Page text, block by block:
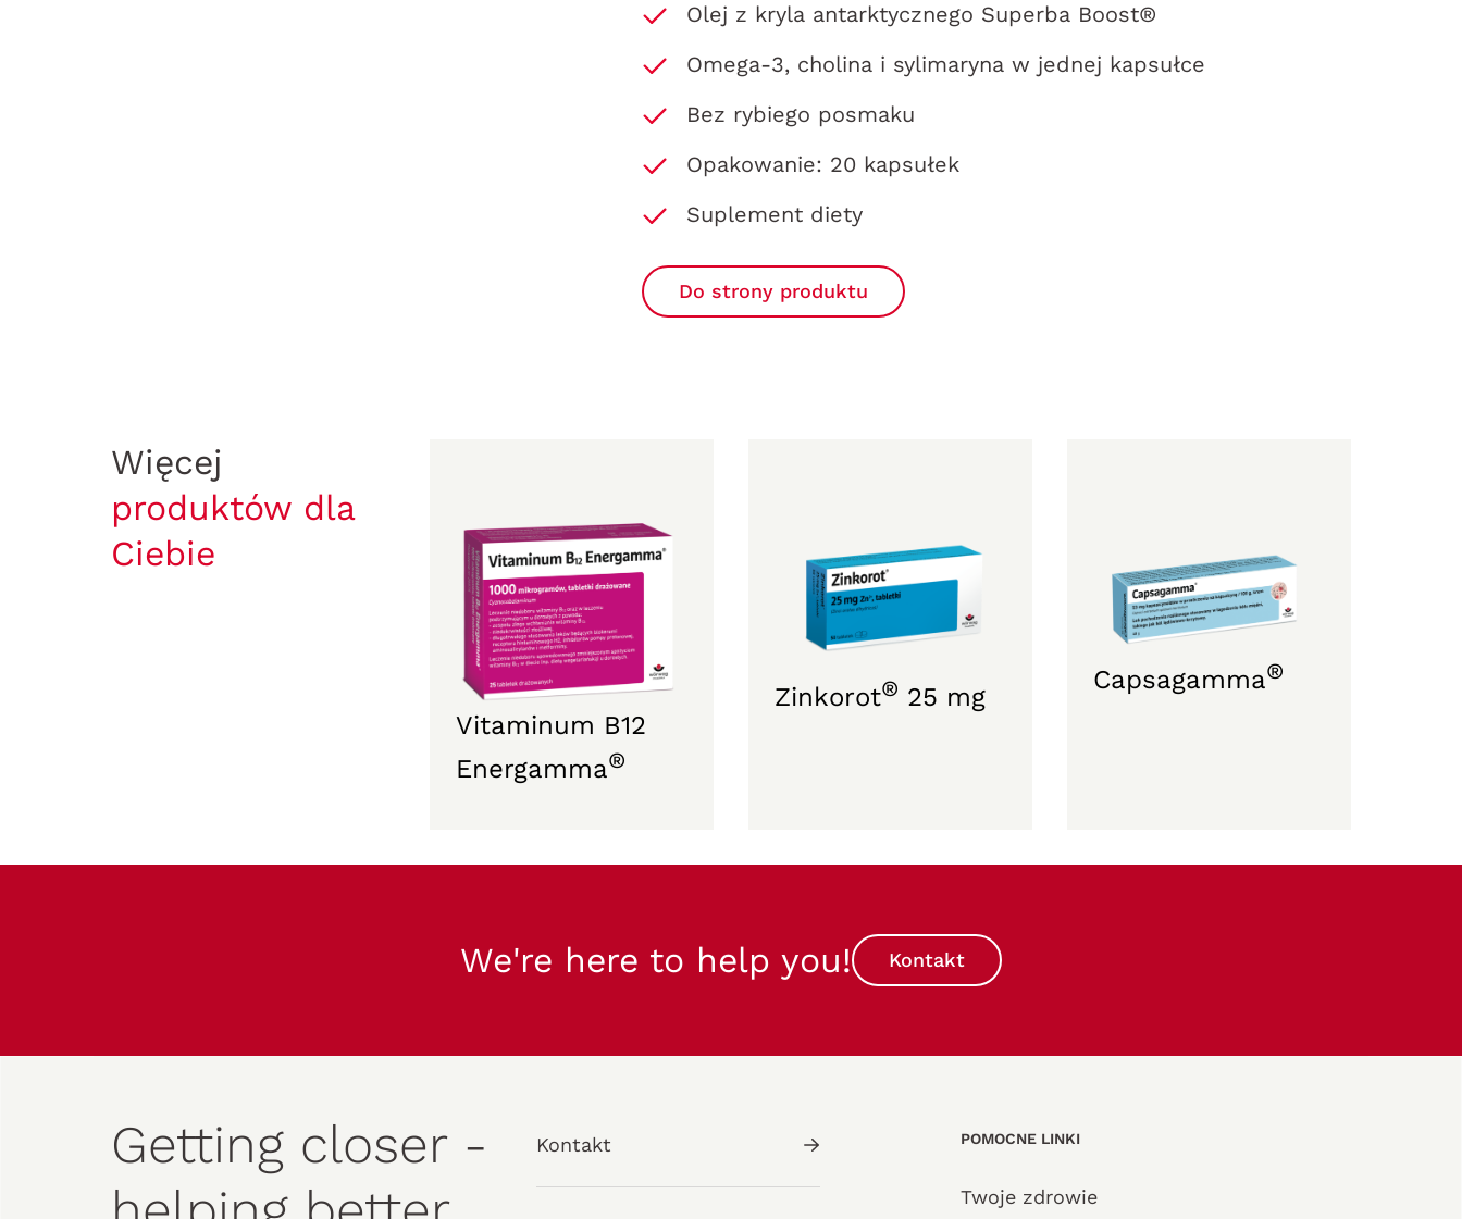
Olej z kryla antarktycznego Superba Boost®
Omega-3, cholina i sylimaryna w jednej kapsułce
Bez rybiego posmaku
Opakowanie: 20 kapsułek
Suplement diety
Do strony produktu
Więcej
produktów dla
Ciebie
Vitaminum B12
Energamma®
Zinkorot® 25 mg
Capsagamma®
We're here to help you! Kontakt
Getting closer -
Kontakt POMOCNE LINKI
Twoje zdrowie